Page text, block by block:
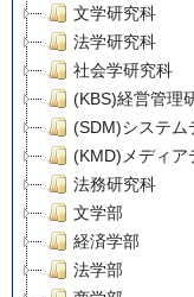
文学研究科
法学研究科
社会学研究科
(KBS)経営管理
(SDM)システム
(KMD)メディア
法務研究科
文学部
経済学部
法学部